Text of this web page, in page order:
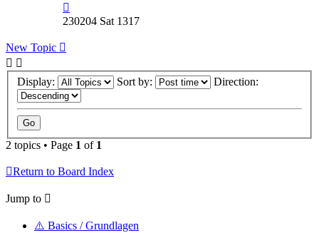
230204 Sat 1317
New Topic
Display: Sort by: Direction:
2 topics • Page 1 of 1
Return to Board Index
Jump to
⚠️ Basics / Grundlagen